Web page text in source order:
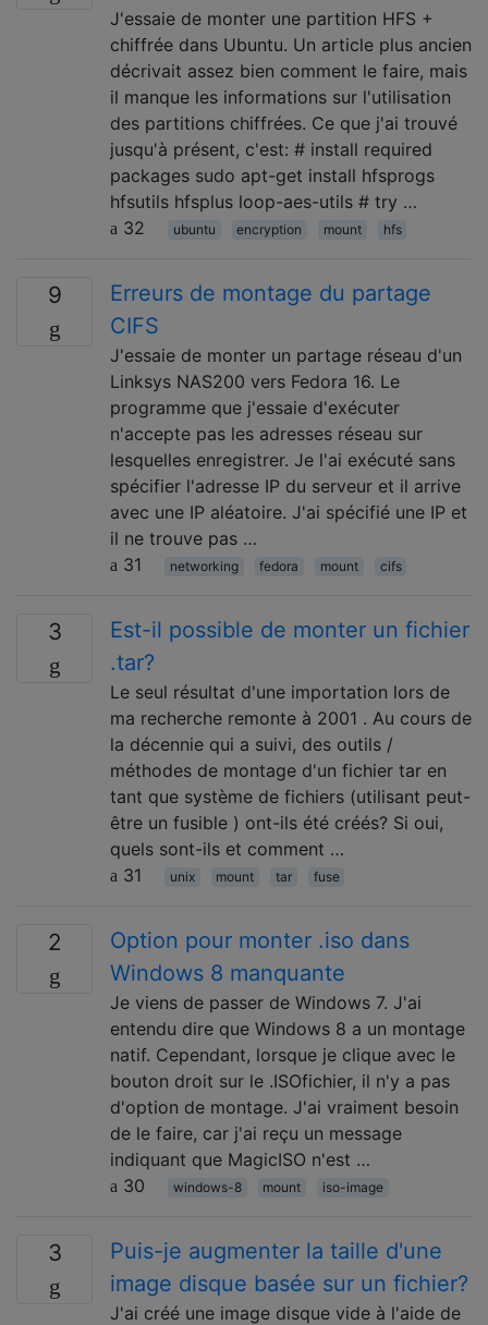
J'essaie de monter une partition HFS +
chiffrée dans Ubuntu. Un article plus ancien
décrivait assez bien comment le faire, mais
il manque les informations sur l'utilisation
des partitions chiffrées. Ce que j'ai trouvé
jusqu'à présent, c'est: # install required
packages sudo apt-get install hfsprogs
hfsutils hfsplus loop-aes-utils # try …
32
ubuntu encryption mount hfs
9
Erreurs de montage du partage
CIFS
J'essaie de monter un partage réseau d'un
Linksys NAS200 vers Fedora 16. Le
programme que j'essaie d'exécuter
n'accepte pas les adresses réseau sur
lesquelles enregistrer. Je l'ai exécuté sans
spécifier l'adresse IP du serveur et il arrive
avec une IP aléatoire. J'ai spécifié une IP et
il ne trouve pas …
31
networking fedora mount cifs
3
Est-il possible de monter un fichier
.tar?
Le seul résultat d'une importation lors de
ma recherche remonte à 2001 . Au cours de
la décennie qui a suivi, des outils /
méthodes de montage d'un fichier tar en
tant que système de fichiers (utilisant peut-
être un fusible ) ont-ils été créés? Si oui,
quels sont-ils et comment …
31
unix mount tar fuse
2
Option pour monter .iso dans
Windows 8 manquante
Je viens de passer de Windows 7. J'ai
entendu dire que Windows 8 a un montage
natif. Cependant, lorsque je clique avec le
bouton droit sur le .ISOfichier, il n'y a pas
d'option de montage. J'ai vraiment besoin
de le faire, car j'ai reçu un message
indiquant que MagicISO n'est …
30
windows-8 mount iso-image
3
Puis-je augmenter la taille d'une
image disque basée sur un fichier?
J'ai créé une image disque vide à l'aide de